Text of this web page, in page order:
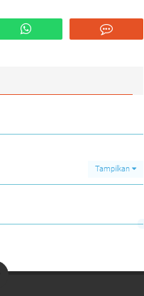
Tampilkan